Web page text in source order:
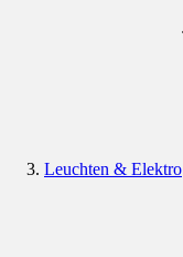
Leuchten & Elektro